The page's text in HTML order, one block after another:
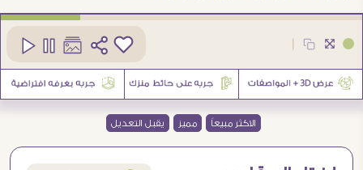
الاكثر مبيعاً مميز يقبل التعديل